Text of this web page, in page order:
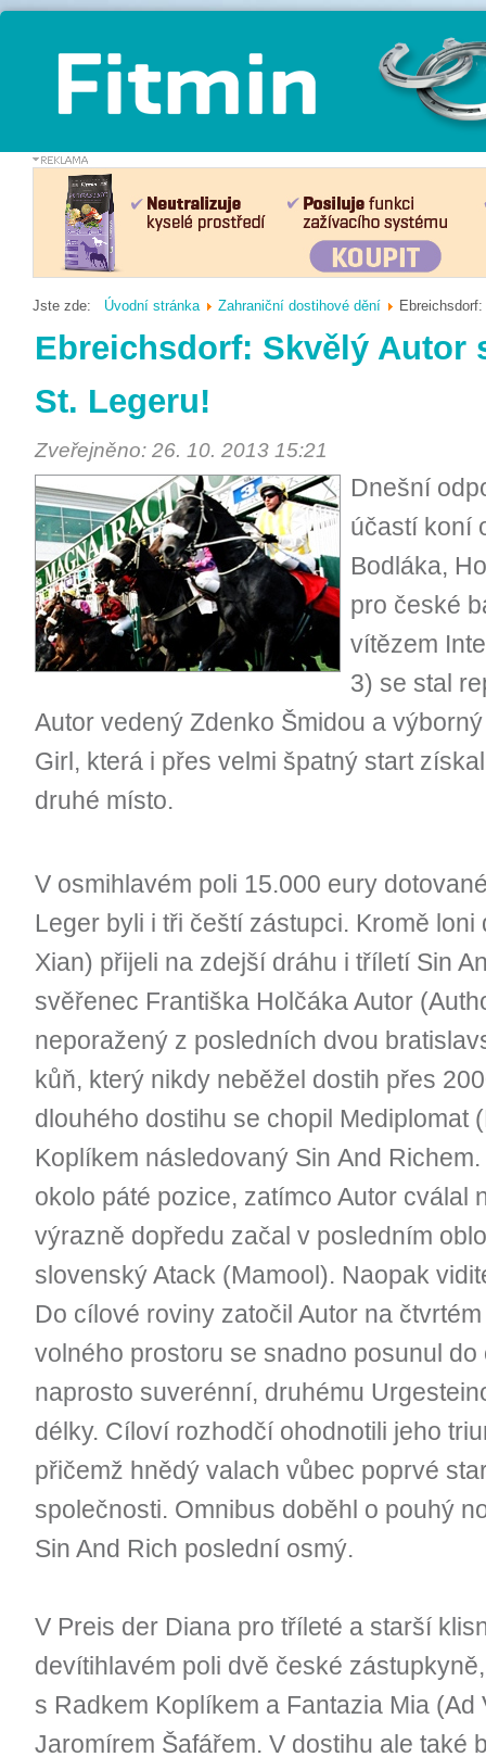
Jste zde: Úvodní stránka Zahraniční dostihové dění
Ebreichsdorf: Skvělý Autor
St. Legeru!
Zveřejněno: 26. 10. 2013 15:21
Dnešní
účastí koní
Bodláka,
pro české
vítězem
3) se stal
Autor vedený Zdenko Šmidou a
Girl, která i přes velmi špatný start
druhé místo.
V osmihlavém poli 15.000 eury
Leger byli i tři čeští zástupci. Kromě
Xian) přijeli na zdejší dráhu i tříletí Sin
svěřenec Františka Holčáka Autor
neporažený z posledních dvou
kůň, který nikdy neběžel dostih přes
dlouhého dostihu se chopil Mediplomat
Koplíkem následovaný Sin And
okolo páté pozice, zatímco Autor cválal
výrazně dopředu začal v posledním
slovenský Atack (Mamool). Naopak
Do cílové roviny zatočil Autor na
volného prostoru se snadno posunul
naprosto suverénní, druhému
délky. Cíloví rozhodčí ohodnotili jeho
přičemž hnědý valach vůbec poprvé
společnosti. Omnibus doběhl o pouhý
Sin And Rich poslední osmý.
V Preis der Diana pro tříleté a starší
devítihlavém poli dvě české
s Radkem Koplíkem a Fantazia Mia (Ad
Jaromírem Šafářem. V dostihu ale také